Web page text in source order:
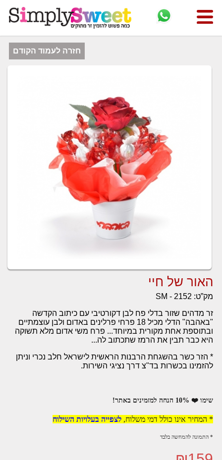
חזרה לעמוד הקודם
האור של חיי
מק”ט: SM - 2152
זר מדהים שזור בדלי פח לבן דקורטיבי עם כיתוב הקדשה
"באהבה" הדלי מכיל 18 פרחי פרלינים באדום ולבן עוצמתיים
ובתוספת אחת מקורית במיוחד... פרח משי אדום מלא תשוקה
היא כבר תבין את הרמז שתכתוב לה...
* הזר כשר בהשגחת הרבנות הראשית לישראל חלב נכרי וניתן
להזמינו בכשרות בד"צ דרך נציגי השירות.
שימו ❤️ 10% הנחה למזמינים באתר!
* המחיר אינו כולל דמי משלוח, לצפייה בעלויות השילוח
* התמונה להמחשה בלבד